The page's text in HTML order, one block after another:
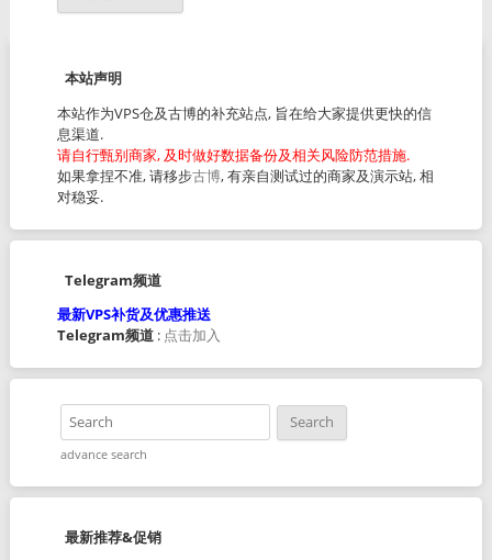
本站声明
本站作为VPS仓及古博的补充站点, 旨在给大家提供更快的信
息渠道.
请自行甄别商家, 及时做好数据备份及相关风险防范措施.
如果拿捏不准, 请移步古博, 有亲自测试过的商家及演示站, 相
对稳妥.
Telegram频道
最新VPS补货及优惠推送
Telegram频道: 点击加入
advance search
最新推荐&促销